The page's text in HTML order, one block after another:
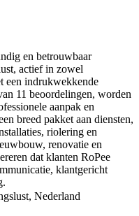
en betrouwbaar
actief in zowel
een indrukwekkende
11 beoordelingen, worden
aanpak en
breed pakket aan diensten,
riolering en
renovatie en
dat klanten RoPee
klantgericht
Nederland